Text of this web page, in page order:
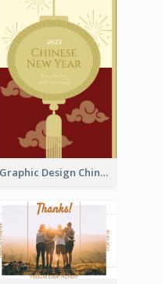
Graphic Design Chinese New Year Greeting Card With Decorations